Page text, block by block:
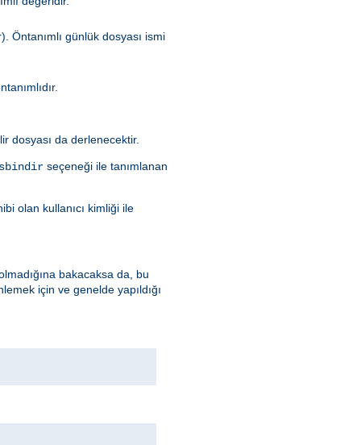
Öntanımlı günlük dosyası ismi
dosyası da derlenecektir.
seçeneği ile tanımlanan
olan kullanıcı kimliği ile
bakacaksa da, bu
için ve genelde yapıldığı